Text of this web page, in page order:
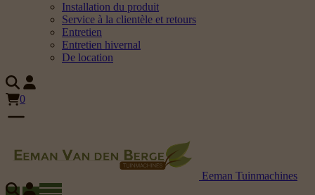
Installation du produit
Service à la clientèle et retours
Entretien
Entretien hivernal
De location
0
Eeman Tuinmachines